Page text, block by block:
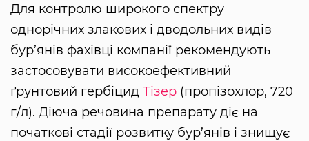
Для контролю широкого спектру
однорічних злакових і дводольних видів
бур’янів фахівці компанії рекомендують
застосовувати високоефективний
ґрунтовий гербіцид Тізер (пропізохлор, 720
г/л). Діюча речовина препарату діє на
початкові стадії розвитку бур’янів і знищує